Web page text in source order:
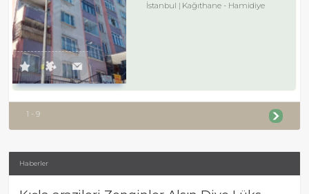
İstanbul Kağıthane - Hamidiye
1 - 9
Haberler